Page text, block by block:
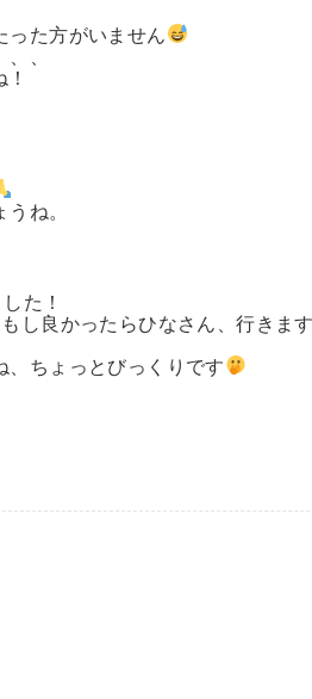
った方がいません
、
ね。
た！
し良かったらひなさん、行きま
ちょっとびっくりです